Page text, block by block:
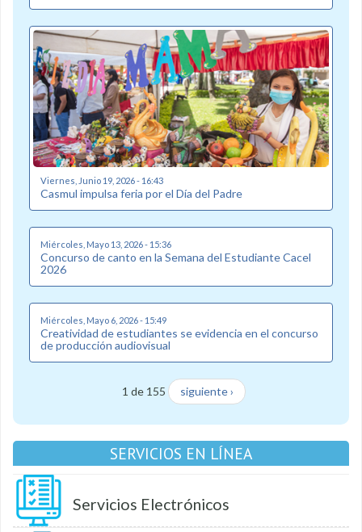
Viernes, Junio 19, 2026 - 16:43
Casmul impulsa feria por el Día del Padre
Miércoles, Mayo 13, 2026 - 15:36
Concurso de canto en la Semana del Estudiante Cacel
2026
Miércoles, Mayo 6, 2026 - 15:49
Creatividad de estudiantes se evidencia en el concurso
de producción audiovisual
1 de 155 siguiente ›
SERVICIOS EN LÍNEA
Servicios Electrónicos